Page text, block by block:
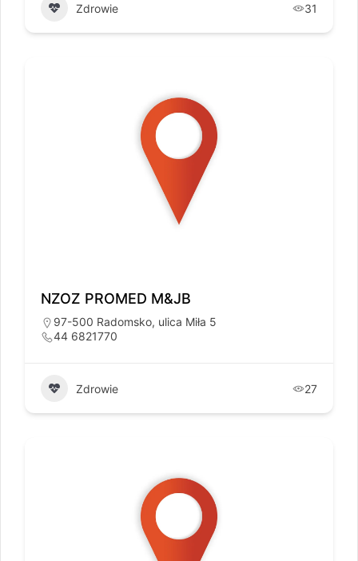
Zdrowie 31
NZOZ PROMED M&JB
97-500 Radomsko, ulica Miła 5
44 6821770
Zdrowie 27